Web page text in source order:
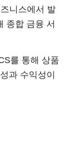
니스에서 발
종합 금융 서
를 통해 상품
과 수익성이